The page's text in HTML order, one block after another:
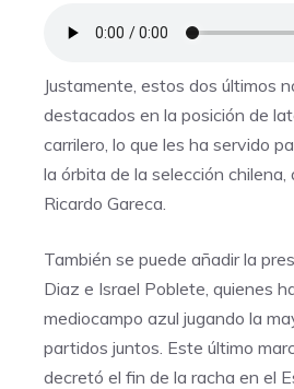
Justamente, estos dos últimos
destacados en la posición de
carrilero, lo que les ha servido
la órbita de la selección
Ricardo Gareca.
También se puede añadir la
Diaz e Israel Poblete, quienes
mediocampo azul jugando la
partidos juntos. Este último
decretó el fin de la racha en el